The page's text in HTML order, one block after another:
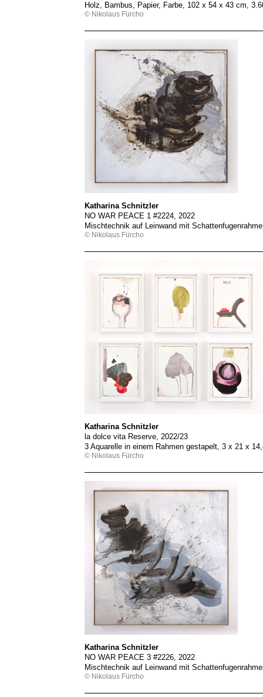
Holz, Bambus, Papier, Farbe, 102 x 54 x 43 cm,
© Nikolaus Fürcho
Katharina Schnitzler
NO WAR PEACE 1 #2224, 2022
Mischtechnik auf Leinwand mit
© Nikolaus Fürcho
Katharina Schnitzler
la dolce vita Reserve, 2022/23
3 Aquarelle in einem Rahmen gestapelt, 3 x 21 x
© Nikolaus Fürcho
Katharina Schnitzler
NO WAR PEACE 3 #2226, 2022
Mischtechnik auf Leinwand mit
© Nikolaus Fürcho